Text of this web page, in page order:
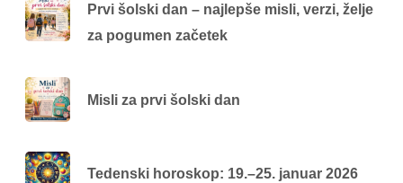
Prvi šolski dan – najlepše misli, verzi, želje
za pogumen začetek
Misli za prvi šolski dan
Tedenski horoskop: 19.–25. januar 2026